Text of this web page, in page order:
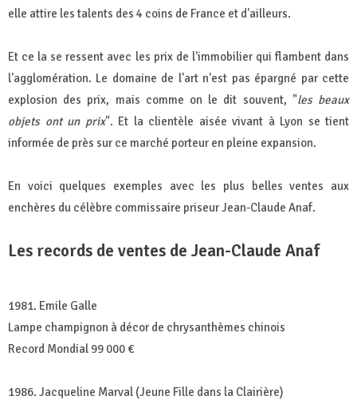
elle attire les talents des 4 coins de France et d'ailleurs.
Et ce la se ressent avec les prix de l'immobilier qui flambent dans
l'agglomération. Le domaine de l'art n'est pas épargné par cette
explosion des prix, mais comme on le dit souvent, "les beaux
objets ont un prix". Et la clientèle aisée vivant à Lyon se tient
informée de près sur ce marché porteur en pleine expansion.
En voici quelques exemples avec les plus belles ventes aux
enchères du célèbre commissaire priseur Jean-Claude Anaf.
Les records de ventes de Jean-Claude Anaf
1981. Emile Galle
Lampe champignon à décor de chrysanthèmes chinois
Record Mondial 99 000 €
1986. Jacqueline Marval (Jeune Fille dans la Clairière)